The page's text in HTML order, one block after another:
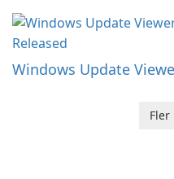
Windows Update